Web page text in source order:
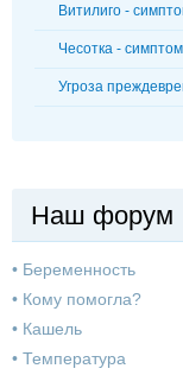
Витилиго -
Чесотка -
Угроза
Наш форум
• Беременность
• Кому помогла?
• Кашель
• Температура